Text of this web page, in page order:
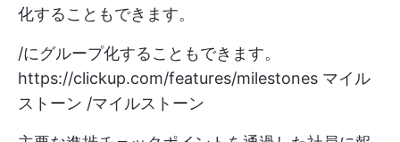
化することもできます。
/にグループ化することもできます。
https://clickup.com/features/milestones マイル
ストーン /マイルストーン